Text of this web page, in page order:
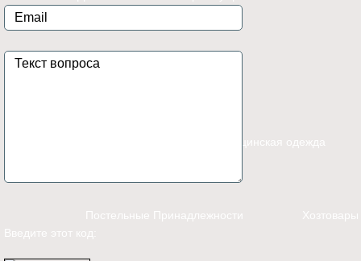
Каталог
Медицинская одежда
Постельные Принадлежности Хозтовары
Введите этот код: